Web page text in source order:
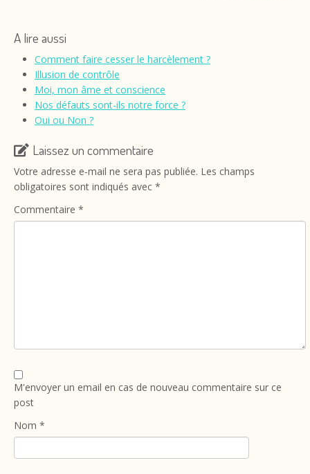
A lire aussi
Comment faire cesser le harcèlement ?
Illusion de contrôle
Moi, mon âme et conscience
Nos défauts sont-ils notre force ?
Oui ou Non ?
Laissez un commentaire
Votre adresse e-mail ne sera pas publiée. Les champs
obligatoires sont indiqués avec *
Commentaire *
M'envoyer un email en cas de nouveau commentaire sur ce
post
Nom *